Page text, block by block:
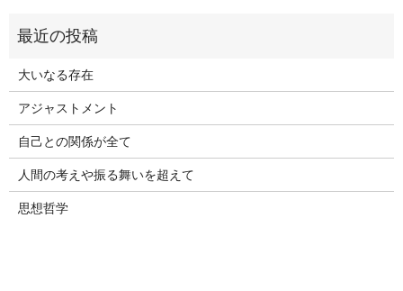
大いなる存在
アジャストメント
自己との関係が全て
人間の考えや振る舞いを超えて
思想哲学